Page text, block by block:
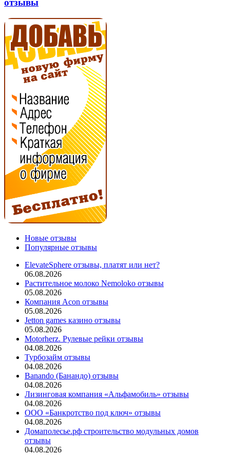
отзывы
отзывы
Новые отзывы
Популярные отзывы
ElevateSphere отзывы, платят или нет?
06.08.2026
Растительное молоко Nemoloko отзывы
05.08.2026
Компания Acon отзывы
05.08.2026
Jetton games казино отзывы
05.08.2026
Motorherz. Рулевые рейки отзывы
04.08.2026
Турбозайм отзывы
04.08.2026
Banando (Банандо) отзывы
04.08.2026
Лизинговая компания «Альфамобиль» отзывы
04.08.2026
ООО «Банкротство под ключ» отзывы
04.08.2026
Домаполесье.рф строительство модульных домов
отзывы
04.08.2026